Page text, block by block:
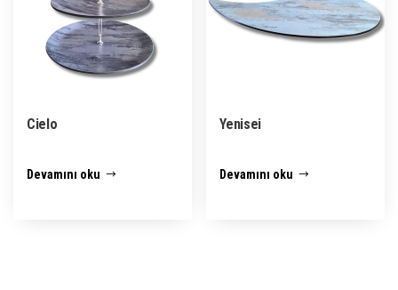
Cielo
Devamını oku
Yenisei
Devamını oku